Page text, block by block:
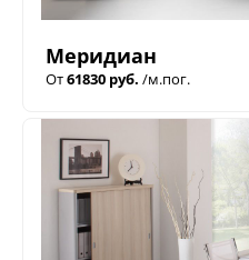
Меридиан
От61830 руб. /м.пог.